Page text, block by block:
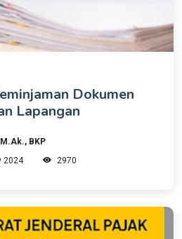
Dokumen
Lapangan
BKP
2024
2970